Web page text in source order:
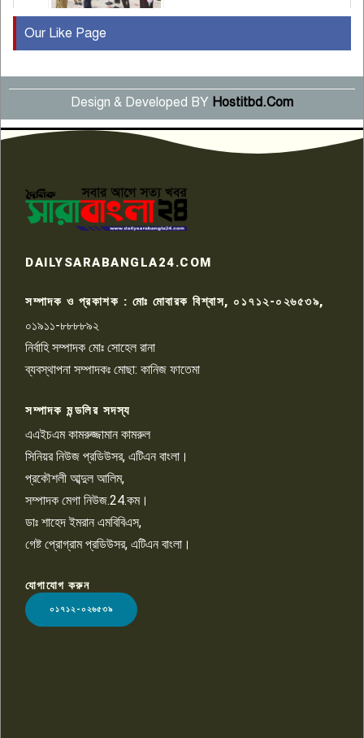
৫
বছর পূর্তি উদযাপন
৬
সংবাদ সম্মেলনে অভিযোগ অস্বীকার
উদ্দেশ্য প্রণোদিত সংবাদ প্রকাশের
প্রতিবাদ নাজির হাসানের
৭
কেটে ঘরে ঢুকে স্কুল শিক্ষিকাকে হত্যা
টয়লেটের ট্যাংকি থেকে লাশ উদ্ধার
রাজশাহীতে সন্ত্রাসী হামলায় গুরুতর
৯
চাঁদাবাজি ও হয়রানির অভিযোগ
১০
Our Like Page
Design & Developed BY Hostitbd.Com
LOGO
DAILYSARABANGLA24.COM
সম্পাদক ও প্রকাশক : মোঃ মোবারক বিশ্বাস, ০১৭১২-০২৬৫৩৯,
০১৯১১-৮৮৮৮৯২
নির্বাহি সম্পাদক মোঃ সোহেল রানা
ব্যবস্থাপনা সম্পাদকঃ মোছা: কানিজ ফাতেমা
সম্পাদক মন্ডলির সদস্য
এএইচএম কামরুজ্জামান কামরুল
সিনিয়র নিউজ প্রডিউসর, এটিএন বাংলা।
প্রকৌশলী আব্দুল আলিম,
সম্পাদক মেগা নিউজ.24.কম।
ডাঃ শাহেদ ইমরান এমবিবিএস,
গেষ্ট প্রোগ্রাম প্রডিউসর, এটিএন বাংলা।
যোগাযোগ করুন
০১৭১২-০২৬৫৩৯